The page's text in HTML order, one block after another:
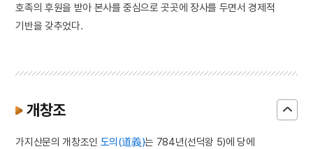
호족의 후원을 받아 본사를 중심으로 곳곳에 장사를 두면서 경제적
기반을 갖추었다.
개창조
가지산문의 개창조인 도의(道義)는 784년(선덕왕 5)에 당에